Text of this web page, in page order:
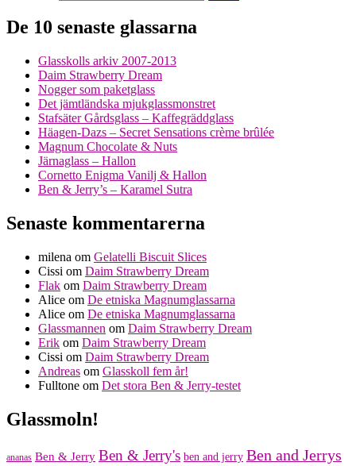
De 10 senaste glassarna
Glasskolls arkiv 2007-2013
Daim Strawberry Dream
Nogger som paketglass
Det jämtländska mjukglassmonstret
Stafsäter Gårdsglass – Kaffegräddglass
Häagen-Dazs – Secret Sensations crème brûlée
Magnum Chocolate & Nuts
Järnaglass – Hallon
Cornetto Enigma Vanilj & Hallon
Ben & Jerry’s – Karamel Sutra
Senaste kommentarerna
milena om Gelatelli Biscuit Slices
Cissi om Daim Strawberry Dream
Flak om Daim Strawberry Dream
Alice om De etniska Magnumglassarna
Alice om De etniska Magnumglassarna
Glassmannen om Daim Strawberry Dream
Erik om Daim Strawberry Dream
Cissi om Daim Strawberry Dream
Andreas om Glasskoll fem år!
Fulltone om Det stora Ben & Jerry-testet
Glassmoln!
ananas Ben & Jerry Ben & Jerry's ben and jerry Ben and Jerrys